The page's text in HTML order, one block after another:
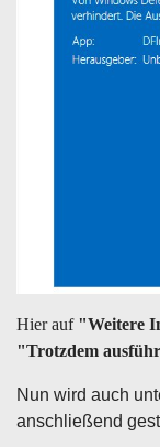
Hier auf "Weitere
"Trotzdem
Nun wird auch
anschließend